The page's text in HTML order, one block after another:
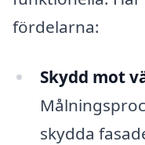
fördelarna:
Skydd mot
skydda